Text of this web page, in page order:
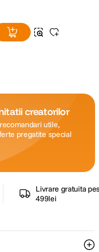
creatorilor
utile,
pregatite special
Livrare gratuita
499lei